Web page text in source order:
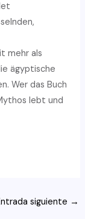
mehr als
ägyptische
Wer das Buch
lebt und
siguiente →